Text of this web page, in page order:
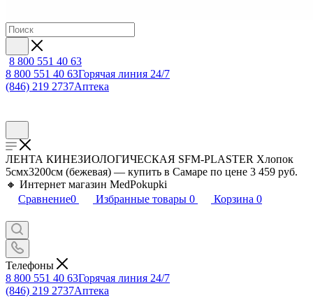
8 800 551 40 63
8 800 551 40 63Горячая линия 24/7
(846) 219 2737Аптека
ЛЕНТА КИНЕЗИОЛОГИЧЕСКАЯ SFM-PLASTER Хлопок
5смх3200см (бежевая) — купить в Самаре по цене 3 459 руб.
🔸 Интернет магазин MedPokupki
Сравнение0 Избранные товары 0 Корзина 0
Телефоны
8 800 551 40 63Горячая линия 24/7
(846) 219 2737Аптека